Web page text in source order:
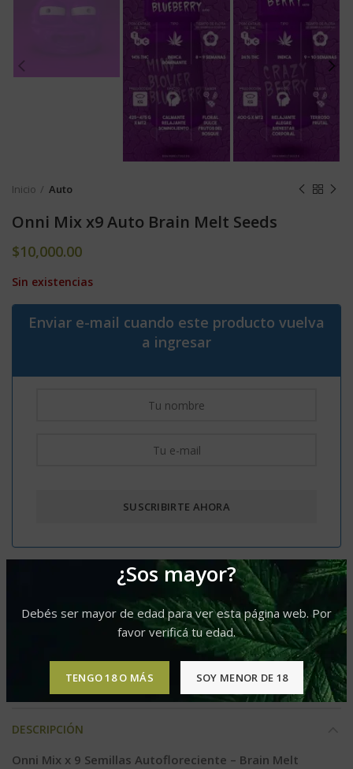
¿Sos mayor?
Debés ser mayor de edad para ver esta página web. Por
favor verificá tu edad.
TENGO 18 O MÁS SOY MENOR DE 18
Inicio Auto
Onni Mix x9 Auto Brain Melt Seeds
$10,000.00
Sin existencias
Enviar e-mail cuando este producto vuelva
a ingresar
Agregar a lista de deseos
Categorías: Auto, Mix
Predominancia Indica, Produccion XL
Compartir
DESCRIPCIÓN
Onni Mix x 9 Semillas Autofloreciente – Brain Melt